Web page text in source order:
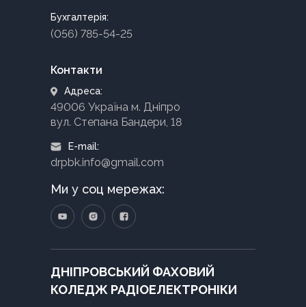
Бухгалтерія:
(056) 785-54-25
Контакти
Адреса:
49006 Україна м. Дніпро
вул. Степана Бандери, 18
E-mail:
drpbk.info@gmail.com
Ми у соц мережах:
ДНІПРОВСЬКИЙ ФАХОВИЙ
КОЛЕДЖ РАДІОЕЛЕКТРОНІКИ